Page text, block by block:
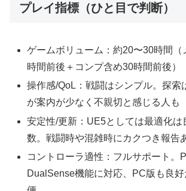
プレイ指標（ひと目で判断）
ゲームボリューム：約20〜30時間（
時間前後＋コンプ含め30時間前後）
操作感/QoL：戦闘はシンプル。探索
が案内が少なく不親切と感じる人も
安定性/更新：UE5としては最適化は
数。戦闘時や混雑時にカクつき報告
コントローラ適性：フルサポート。
DualSense機能に対応、PC版も良